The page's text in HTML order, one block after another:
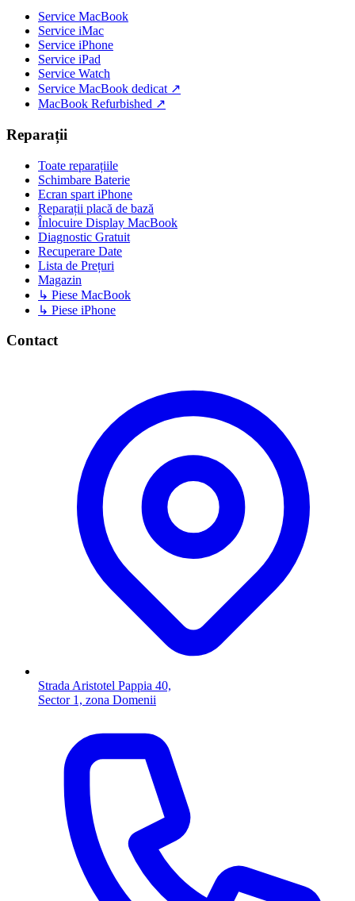
Service MacBook
Service iMac
Service iPhone
Service iPad
Service Watch
Service MacBook dedicat ↗
MacBook Refurbished ↗
Reparații
Toate reparațiile
Schimbare Baterie
Ecran spart iPhone
Reparații placă de bază
Înlocuire Display MacBook
Diagnostic Gratuit
Recuperare Date
Lista de Prețuri
Magazin
↳ Piese MacBook
↳ Piese iPhone
Contact
Strada Aristotel Pappia 40,
Sector 1, zona Domenii